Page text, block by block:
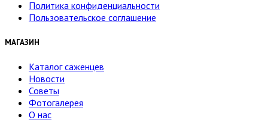
Политика конфиденциальности
Пользовательское соглашение
МАГАЗИН
Каталог саженцев
Новости
Советы
Фотогалерея
О нас